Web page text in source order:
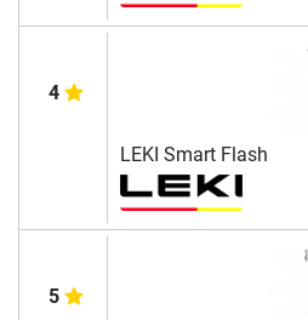
4
LEKI Smart Flash
5